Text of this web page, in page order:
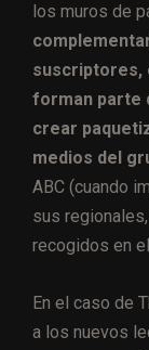
los muros de
suscriptores,
forman parte
crear
medios del
ABC (cuando
sus
recogidos en
En el caso de
a los nuevos